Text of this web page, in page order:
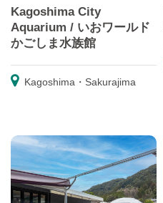
Kagoshima City
Aquarium / いおワールド
かごしま水族館
Kagoshima・Sakurajima